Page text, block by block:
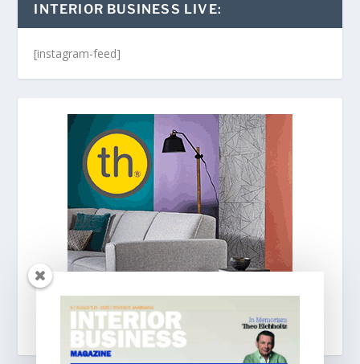
INTERIOR BUSINESS LIVE:
[instagram-feed]